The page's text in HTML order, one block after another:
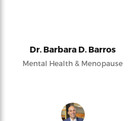
Dr. Barbara D. Barros
Mental Health & Menopause